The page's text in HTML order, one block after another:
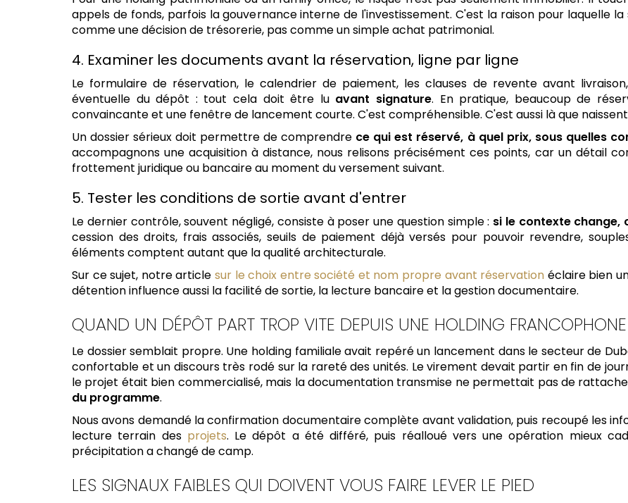
appels de fonds, parfois la gouvernance interne de l'investissement. C'est la raison pour laquelle
comme une décision de trésorerie, pas comme un simple achat patrimonial.
4. Examiner les documents avant la réservation, ligne par ligne
Le formulaire de réservation, le calendrier de paiement, les clauses de revente avant
éventuelle du dépôt : tout cela doit être lu avant signature. En pratique, beaucoup de
convaincante et une fenêtre de lancement courte. C'est compréhensible. C'est aussi là que
Un dossier sérieux doit permettre de comprendre ce qui est réservé, à quel prix, sous quelles
accompagnons une acquisition à distance, nous relisons précisément ces points, car un détail
frottement juridique ou bancaire au moment du versement suivant.
5. Tester les conditions de sortie avant d'entrer
Le dernier contrôle, souvent négligé, consiste à poser une question simple : si le contexte
cession des droits, frais associés, seuils de paiement déjà versés pour pouvoir revendre,
éléments comptent autant que la qualité architecturale.
Sur ce sujet, notre article sur le choix entre société et nom propre avant réservation éclaire bien
détention influence aussi la facilité de sortie, la lecture bancaire et la gestion documentaire.
QUAND UN DÉPÔT PART TROP VITE DEPUIS UNE HOLDING FRANCOPHONE
Le dossier semblait propre. Une holding familiale avait repéré un lancement dans le secteur de
confortable et un discours très rodé sur la rareté des unités. Le virement devait partir en fin de
le projet était bien commercialisé, mais la documentation transmise ne permettait pas de
du programme.
Nous avons demandé la confirmation documentaire complète avant validation, puis recoupé les
lecture terrain des projets. Le dépôt a été différé, puis réalloué vers une opération mieux
précipitation a changé de camp.
LES SIGNAUX FAIBLES QUI DOIVENT VOUS FAIRE LEVER LE PIED